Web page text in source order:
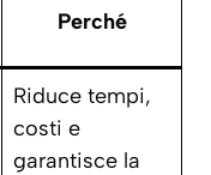
Perché
Riduce tempi,
costi e
garantisce la